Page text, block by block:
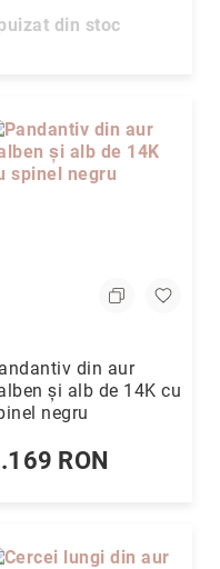
din stoc
din aur
și alb de 14K cu
negru
RON